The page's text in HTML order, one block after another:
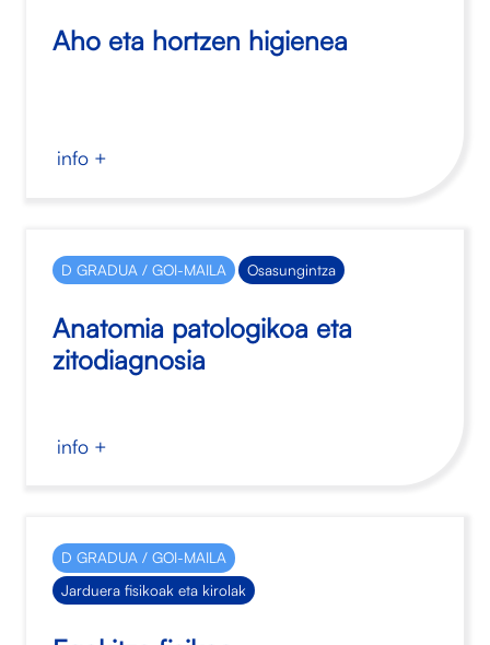
Aho eta hortzen higienea
info +
D GRADUA / GOI-MAILA Osasungintza
Anatomia patologikoa eta
zitodiagnosia
info +
D GRADUA / GOI-MAILA
Jarduera fisikoak eta kirolak